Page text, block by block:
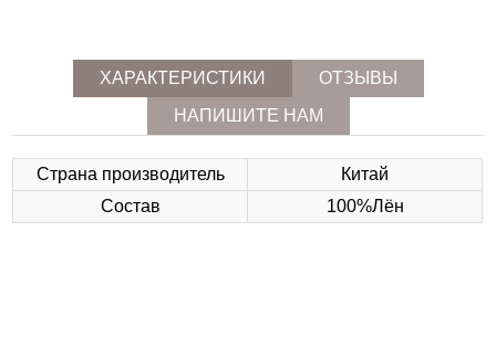
ХАРАКТЕРИСТИКИ
ОТЗЫВЫ
НАПИШИТЕ НАМ
Страна производитель
Китай
Состав
100%Лён